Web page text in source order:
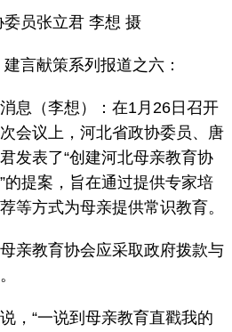
员张立君 李想 摄
献策系列报道之六：
（李想）：在1月26日召开
会议上，河北省政协委员、唐
发表了“创建河北母亲教育协
的提案，旨在通过提供专家培
等方式为母亲提供常识教育。
教育协会应采取政府拨款与
“一说到母亲教育直戳我的